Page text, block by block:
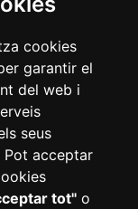
cookies
garantir el
del web i
seus
Pot acceptar
tot"o